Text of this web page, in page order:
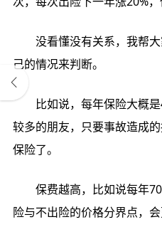
没看懂没有关系，我帮
己的情况来判断。
比如说，每年保险大概
较多的朋友，只要事故造成
保险了。
保费越高，比如说每年
险与不出险的价格分界点，会